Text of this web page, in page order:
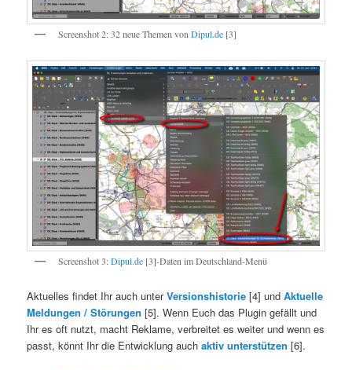
Screenshot 2: 32 neue Themen vonDipul.de [3]
Screenshot 3:Dipul.de [3]-Daten im Deutschland-Menü
Aktuelles findet Ihr auch unterVersionshistorie [4] undAktuelle
Meldungen / Störungen [5]. Wenn Euch das Plugin gefällt und
Ihr es oft nutzt, macht Reklame, verbreitet es weiter und wenn es
passt, könnt Ihr die Entwicklung auchaktiv unterstützen [6].